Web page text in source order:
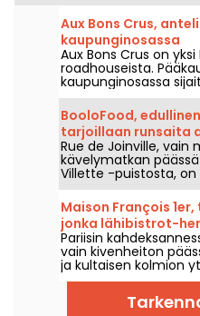
Aux Bons Crus,
kaupunginosassa
Aux Bons Crus on
roadhouseista.
kaupunginosassa
aitoa, lohdullista ja
ruokaa.
BooloFood,
tarjoillaan runsaita
kaupunginosassa.
Rue de Joinville,
kävelymatkan
Villette -puistosta, on
ystävällinen
ruokalista,
hinnat.
Maison François
jonka lähibistrot-­
kultaisen kolmion
Pariisin
vain kivenheiton
ja kultaisen kolmion
François 1er on
ystävällisyyden.
henkivä ravintola,